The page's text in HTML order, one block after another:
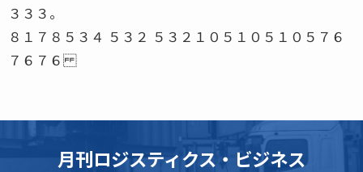
３３３。
８１７８５３４ ５３２ ５３２１０５１０５１０５７６
７６７６
月刊ロジスティクス・ビジネス